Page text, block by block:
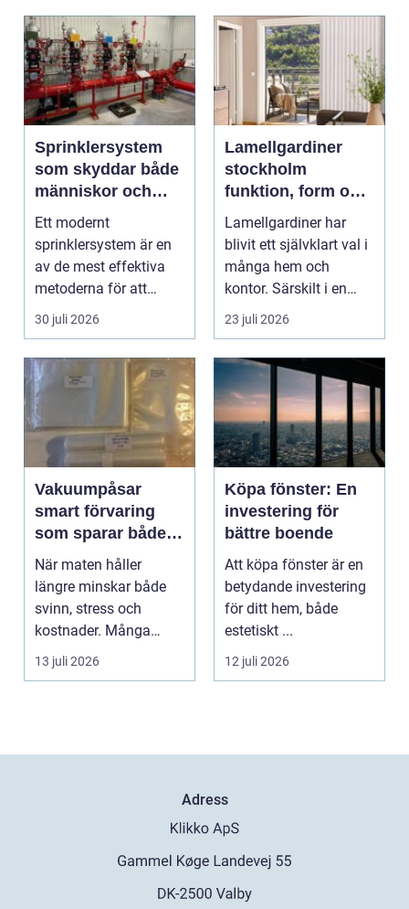
Sprinklersystem
som skyddar både
människor och
verksamhet
Ett modernt
sprinklersystem är en
av de mest effektiva
metoderna för att
begränsa brandskador.
Syste...
30 juli 2026
Lamellgardiner
stockholm
funktion, form och
smart solskydd
Lamellgardiner har
blivit ett självklart val i
många hem och
kontor. Särskilt i en
stad som Stockhol...
23 juli 2026
Vakuumpåsar
smart förvaring
som sparar både
mat och pengar
När maten håller
längre minskar både
svinn, stress och
kostnader. Många
hushåll och mindre
företag s...
13 juli 2026
Köpa fönster: En
investering för
bättre boende
Att köpa fönster är en
betydande investering
för ditt hem, både
estetiskt ...
12 juli 2026
Adress